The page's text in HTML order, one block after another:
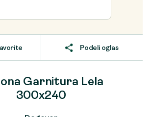
Podeli oglas
Garnitura Lela
300x240